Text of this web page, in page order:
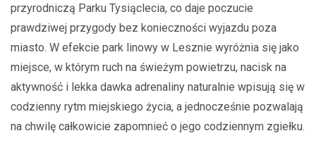
przyrodniczą Parku Tysiąclecia, co daje poczucie
prawdziwej przygody bez konieczności wyjazdu poza
miasto. W efekcie park linowy w Lesznie wyróżnia się jako
miejsce, w którym ruch na świeżym powietrzu, nacisk na
aktywność i lekka dawka adrenaliny naturalnie wpisują się w
codzienny rytm miejskiego życia, a jednocześnie pozwalają
na chwilę całkowicie zapomnieć o jego codziennym zgiełku.